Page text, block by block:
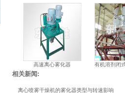
高速离心雾化器 有机溶剂闭
相关新闻:
离心喷雾干燥机的雾化器类型与转速影响